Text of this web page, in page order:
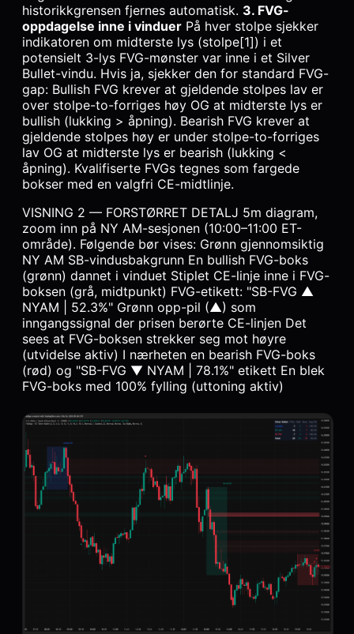
historikkgrensen fjernes automatisk. 3. FVG-
oppdagelse inne i vinduer På hver stolpe sjekker
indikatoren om midterste lys (stolpe[1]) i et
potensielt 3-lys FVG-mønster var inne i et Silver
Bullet-vindu. Hvis ja, sjekker den for standard FVG-
gap: Bullish FVG krever at gjeldende stolpes lav er
over stolpe-to-forriges høy OG at midterste lys er
bullish (lukking > åpning). Bearish FVG krever at
gjeldende stolpes høy er under stolpe-to-forriges
lav OG at midterste lys er bearish (lukking <
åpning). Kvalifiserte FVGs tegnes som fargede
bokser med en valgfri CE-midtlinje.
VISNING 2 — FORSTØRRET DETALJ 5m diagram,
zoom inn på NY AM-sesjonen (10:00–11:00 ET-
område). Følgende bør vises: Grønn gjennomsiktig
NY AM SB-vindusbakgrunn En bullish FVG-boks
(grønn) dannet i vinduet Stiplet CE-linje inne i FVG-
boksen (grå, midtpunkt) FVG-etikett: "SB-FVG ▲
NYAM | 52.3%" Grønn opp-pil (▲) som
inngangssignal der prisen berørte CE-linjen Det
sees at FVG-boksen strekker seg mot høyre
(utvidelse aktiv) I nærheten en bearish FVG-boks
(rød) og "SB-FVG ▼ NYAM | 78.1%" etikett En blek
FVG-boks med 100% fylling (uttoning aktiv)